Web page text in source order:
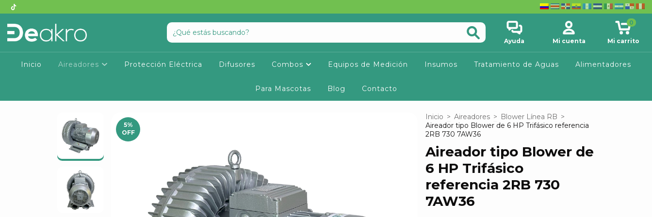
Ayuda Mi cuenta Mi carrito
0
Inicio Aireadores Protección Eléctrica Difusores Combos Equipos de Medición Insumos Tratamiento de Aguas Alimentadores
Para Mascotas Blog Contacto
5%
OFF
Inicio > Aireadores > Blower Línea RB >
Aireador tipo Blower de 6 HP Trifásico referencia
2RB 730 7AW36
Aireador tipo Blower de
6 HP Trifásico
referencia 2RB 730
7AW36